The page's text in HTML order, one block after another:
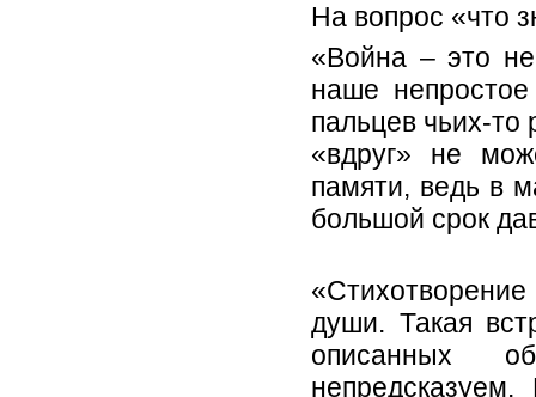
На вопрос «что
«Война – это
наше
пальцев чьих-
«вдруг» не
памяти, ведь в
большой срок
души. Такая
описанных